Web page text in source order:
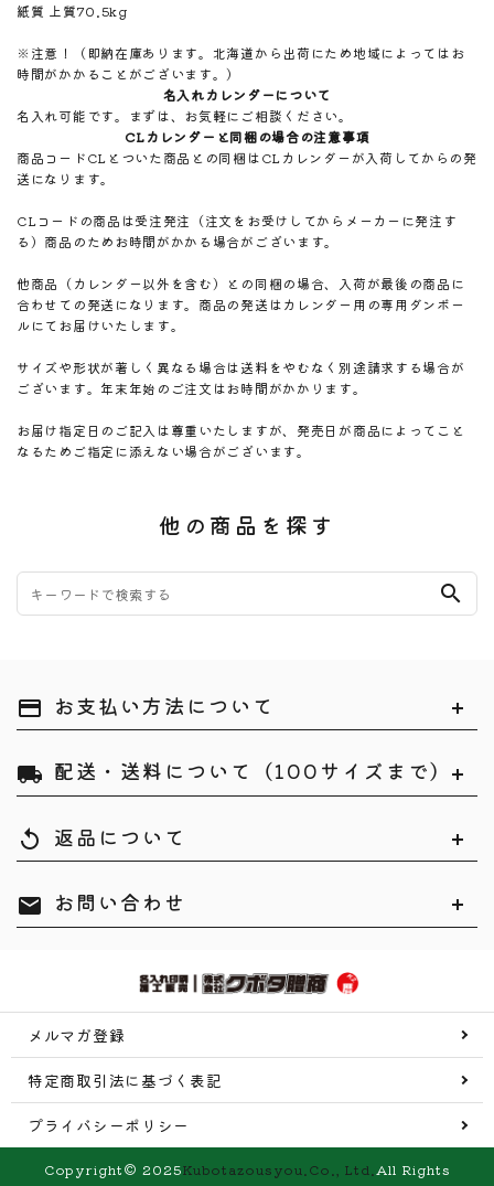
紙質 上質70.5kg
※注意！（即納在庫あります。北海道から出荷にため地域によってはお
時間がかかることがございます。）
名入れカレンダーについて
名入れ可能です。まずは、お気軽にご相談ください。
CLカレンダーと同梱の場合の注意事項
商品コードCLとついた商品との同梱はCLカレンダーが入荷してからの発
送になります。
CLコードの商品は受注発注（注文をお受けしてからメーカーに発注す
る）商品のためお時間がかかる場合がございます。
他商品（カレンダー以外を含む）との同梱の場合、入荷が最後の商品に
合わせての発送になります。商品の発送はカレンダー用の専用ダンボー
ルにてお届けいたします。
サイズや形状が著しく異なる場合は送料をやむなく別途請求する場合が
ございます。年末年始のご注文はお時間がかかります。
お届け指定日のご記入は尊重いたしますが、発売日が商品によってこと
なるためご指定に添えない場合がございます。
他の商品を探す
search
payment お支払い方法について
local_shipping 配送・送料について（100サイズまで）
replay 返品について
mail お問い合わせ
メルマガ登録
特定商取引法に基づく表記
プライバシーポリシー
Copyright© 2025Kubotazousyou.Co., Ltd. All Rights